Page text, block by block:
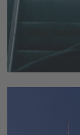
Was
Fondsmanager